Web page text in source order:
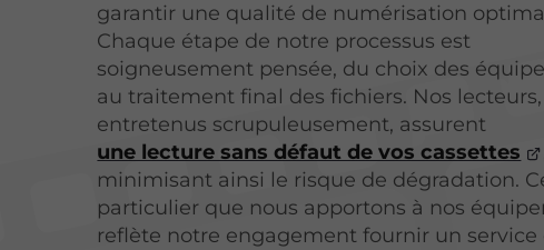
garantir une qualité de numérisation
Chaque étape de notre processus est
soigneusement pensée, du choix des
au traitement final des fichiers. Nos lecteurs,
entretenus scrupuleusement, assurent
une lecture sans défaut de vos cassettes
minimisant ainsi le risque de dégradation.
particulier que nous apportons à nos
reflète notre engagement fournir un service